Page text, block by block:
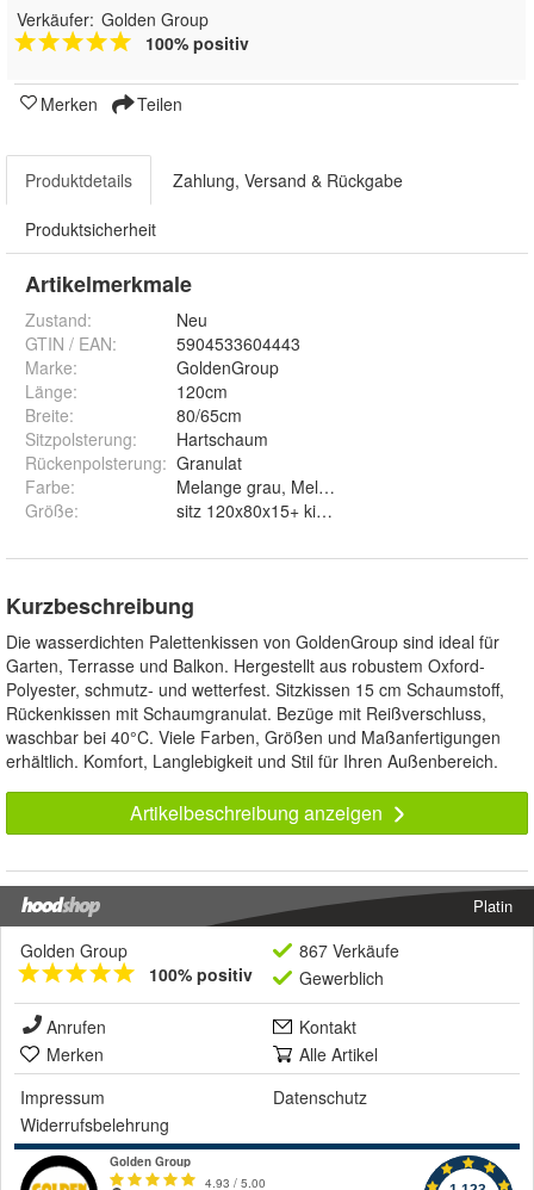
Verkäufer: Golden Group
100% positiv
Merken Teilen
Produktdetails Zahlung, Versand & Rückgabe
Produktsicherheit
Artikelmerkmale
Zustand:
Neu
GTIN / EAN:
5904533604443
Marke:
GoldenGroup
Länge:
120cm
Breite:
80/65cm
Sitzpolsterung:
Hartschaum
Rückenpolsterung: Granulat
Farbe:
Melange grau, Melange graphit, Melange
Größe: sitz 120x80x15+ kissen 120x40x15, sitz
Kurzbeschreibung
Die wasserdichten Palettenkissen von GoldenGroup sind ideal für
Garten, Terrasse und Balkon. Hergestellt aus robustem Oxford-
Polyester, schmutz- und wetterfest. Sitzkissen 15 cm Schaumstoff,
Rückenkissen mit Schaumgranulat. Bezüge mit Reißverschluss,
waschbar bei 40°C. Viele Farben, Größen und Maßanfertigungen
erhältlich. Komfort, Langlebigkeit und Stil für Ihren Außenbereich.
Artikelbeschreibung anzeigen
Platin
Golden Group
100% positiv
867 Verkäufe
Gewerblich
Anrufen
Kontakt
Merken
Alle Artikel
Impressum
Datenschutz
Widerrufsbelehrung